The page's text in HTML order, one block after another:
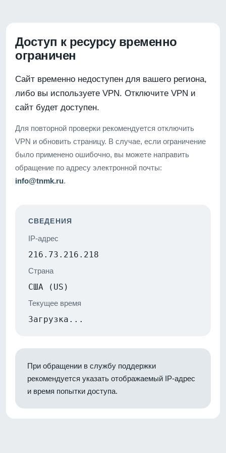
Доступ к ресурсу временно
ограничен
Сайт временно недоступен для вашего региона,
либо вы используете VPN. Отключите VPN и
сайт будет доступен.
Для повторной проверки рекомендуется отключить
VPN и обновить страницу. В случае, если ограничение
было применено ошибочно, вы можете направить
обращение по адресу электронной почты:
info@tnmk.ru.
СВЕДЕНИЯ
IP-адрес
216.73.216.218
Страна
США (US)
Текущее время
Загрузка...
При обращении в службу поддержки
рекомендуется указать отображаемый IP-адрес
и время попытки доступа.